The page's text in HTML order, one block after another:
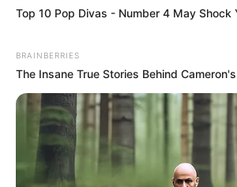
Top 10 Pop Divas - Number 4 May Shock
BRAINBERRIES
The Insane True Stories Behind